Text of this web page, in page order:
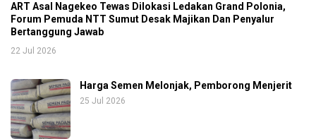
ART Asal Nagekeo Tewas Dilokasi Ledakan Grand Polonia,
Forum Pemuda NTT Sumut Desak Majikan Dan Penyalur
Bertanggung Jawab
22 Jul 2026
Harga Semen Melonjak, Pemborong Menjerit
25 Jul 2026